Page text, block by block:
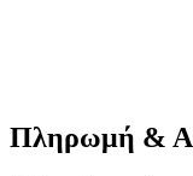
Πληρωμή &